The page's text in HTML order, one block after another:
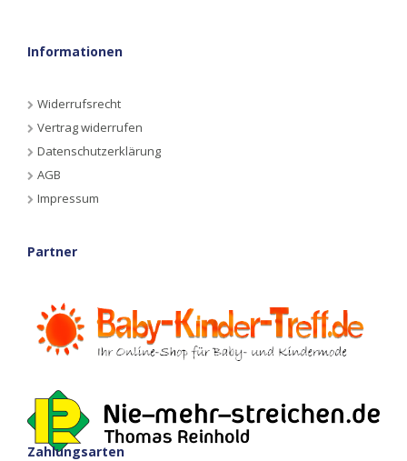
Informationen
Widerrufsrecht
Vertrag widerrufen
Datenschutzerklärung
AGB
Impressum
Partner
Zahlungsarten